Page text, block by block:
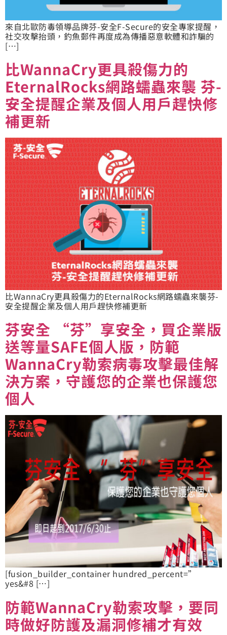
來自北歐防毒領導品牌芬-安全F-Secure的安全專家提醒，
社交攻擊抬頭，釣魚郵件再度成為傳播惡意軟體和詐騙的
[…]
比WannaCry更具殺傷力的
EternalRocks網路蠕蟲來襲 芬-
安全提醒企業及個人用戶趕快修
補更新
比WannaCry更具殺傷力的EternalRocks網路蠕蟲來襲芬-
安全提醒企業及個人用戶趕快修補更新
芬安全 “芬”享安全，買企業版
送等量SAFE個人版，防範
WannaCry勒索病毒攻擊最佳解
決方案，守護您的企業也保護您
個人
[fusion_builder_container hundred_percent=”
yes&#8 […]
防範WannaCry勒索攻擊，要同
時做好防護及漏洞修補才有效